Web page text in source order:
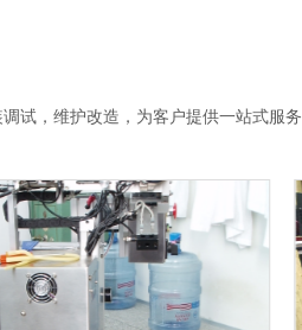
试，维护改造，为客户提供一站式服务